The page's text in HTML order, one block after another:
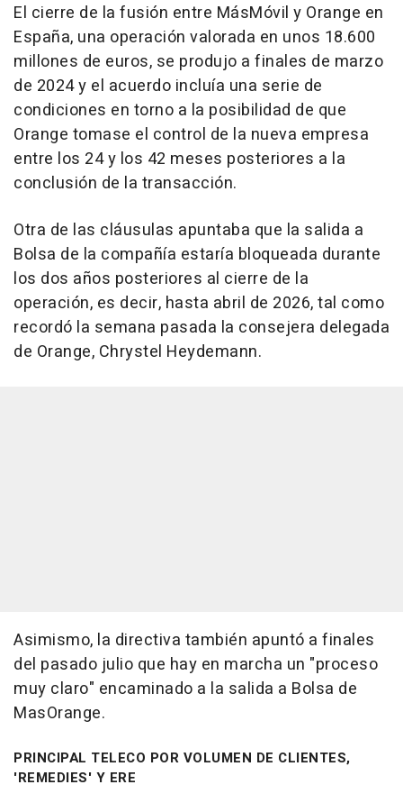
El cierre de la fusión entre MásMóvil y Orange en
España, una operación valorada en unos 18.600
millones de euros, se produjo a finales de marzo
de 2024 y el acuerdo incluía una serie de
condiciones en torno a la posibilidad de que
Orange tomase el control de la nueva empresa
entre los 24 y los 42 meses posteriores a la
conclusión de la transacción.
Otra de las cláusulas apuntaba que la salida a
Bolsa de la compañía estaría bloqueada durante
los dos años posteriores al cierre de la
operación, es decir, hasta abril de 2026, tal como
recordó la semana pasada la consejera delegada
de Orange, Chrystel Heydemann.
Asimismo, la directiva también apuntó a finales
del pasado julio que hay en marcha un "proceso
muy claro" encaminado a la salida a Bolsa de
MasOrange.
PRINCIPAL TELECO POR VOLUMEN DE CLIENTES,
'REMEDIES' Y ERE